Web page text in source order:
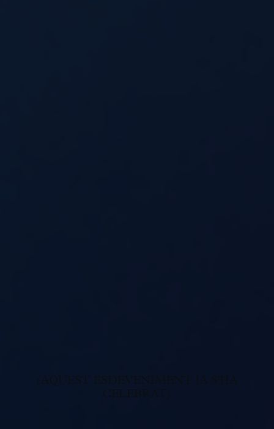
(AQUEST ESDEVENIMENT JA S'HA
CELEBRAT)